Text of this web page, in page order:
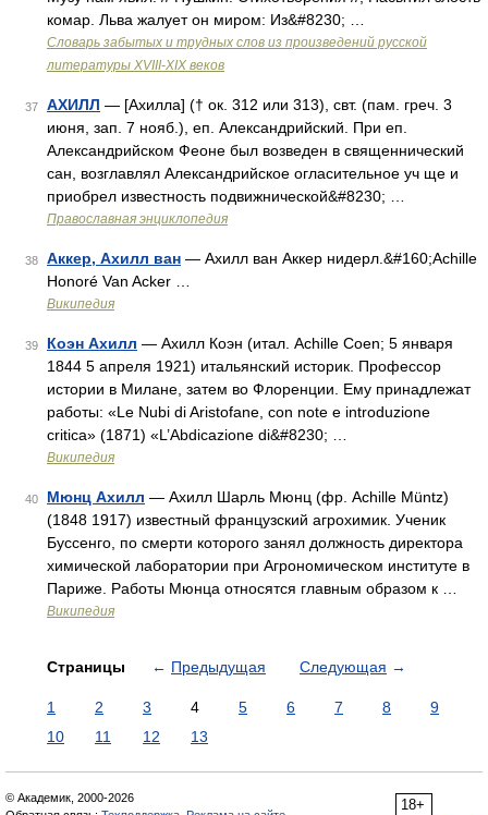
комар. Льва жалует он миром: Из&#8230; …
Словарь забытых и трудных слов из произведений русской
литературы ХVIII-ХIХ веков
37 АХИЛЛ — [Ахилла] († ок. 312 или 313), свт. (пам. греч. 3
июня, зап. 7 нояб.), еп. Александрийский. При еп.
Александрийском Феоне был возведен в священнический
сан, возглавлял Александрийское огласительное уч ще и
приобрел известность подвижнической&#8230; …
Православная энциклопедия
38 Аккер, Ахилл ван — Ахилл ван Аккер нидерл.&#160;Achille
Honoré Van Acker …
Википедия
39 Коэн Ахилл — Ахилл Коэн (итал. Achille Coen; 5 января
1844 5 апреля 1921) итальянский историк. Профессор
истории в Милане, затем во Флоренции. Ему принадлежат
работы: «Le Nubi di Aristofane, con note е introduzione
critica» (1871) «L’Abdicazione di&#8230; …
Википедия
40 Мюнц Ахилл — Ахилл Шарль Мюнц (фр. Achille Müntz)
(1848 1917) известный французский агрохимик. Ученик
Буссенго, по смерти которого занял должность директора
химической лаборатории при Агрономическом институте в
Париже. Работы Мюнца относятся главным образом к …
Википедия
Страницы ← Предыдущая Следующая →
1 2 3 4 5 6 7 8
9
10
11 12 13
18+
© Академик, 2000-2026